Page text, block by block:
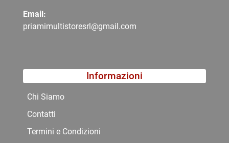
Email:
priamimultistoresrl@gmail.com
Informazioni
Chi Siamo
Contatti
Termini e Condizioni